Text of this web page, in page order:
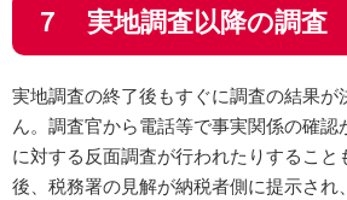
７ 実地調査以降の調査
実地調査の終了後もすぐに調査の結果が
ん。調査官から電話等で事実関係の確認
に対する反面調査が行われたりすること
後、税務署の見解が納税者側に提示され